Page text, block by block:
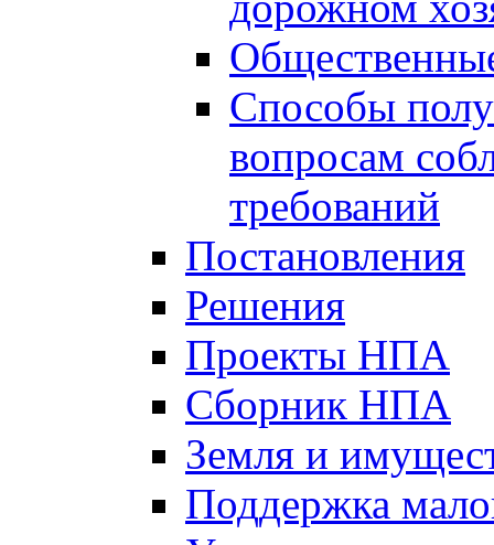
Способы
вопросам
требований
Постановления
Решения
Проекты НПА
Сборник НПА
Земля и
Поддержка